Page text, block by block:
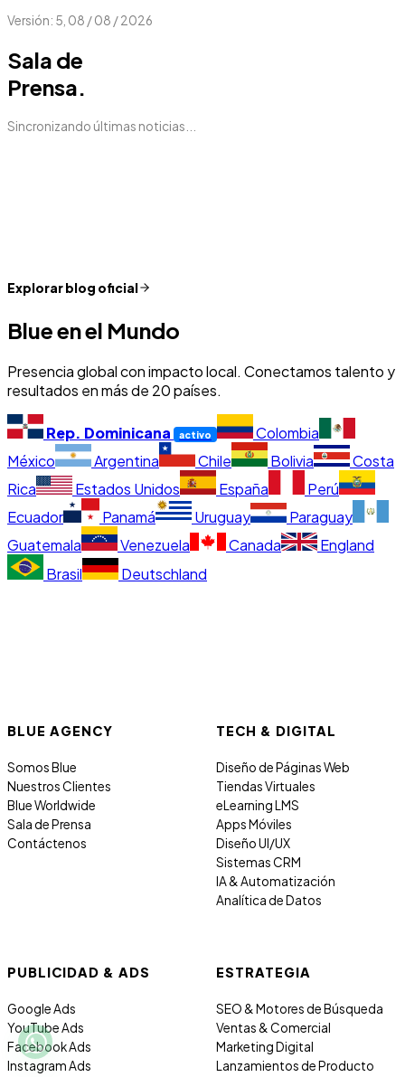
Versión: 5, 08 / 08 / 2026
Sala de
Prensa.
Sincronizando últimas noticias...
Explorar blog oficial
Blue en el Mundo
Presencia global con impacto local. Conectamos talento y
resultados en más de 20 países.
Rep. Dominicana activo
Colombia
México
Argentina Chile Bolivia
Costa
Rica
Estados Unidos España
Perú
Ecuador
Panamá Uruguay
Paraguay
Guatemala
Venezuela Canada
England
Brasil
Deutschland
BLUE AGENCY
Somos Blue
Nuestros Clientes
Blue Worldwide
Sala de Prensa
Contáctenos
TECH & DIGITAL
Diseño de Páginas Web
Tiendas Virtuales
eLearning LMS
Apps Móviles
Diseño UI/UX
Sistemas CRM
IA & Automatización
Analítica de Datos
PUBLICIDAD & ADS
Google Ads
YouTube Ads
Facebook Ads
Instagram Ads
ESTRATEGIA
SEO & Motores de Búsqueda
Ventas & Comercial
Marketing Digital
Lanzamientos de Producto